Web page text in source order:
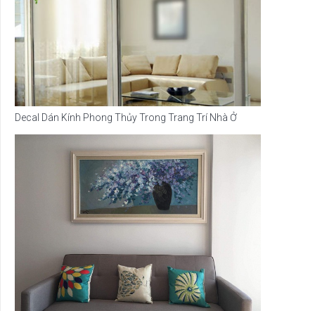
Decal Dán Kính Phong Thủy Trong Trang Trí Nhà Ở